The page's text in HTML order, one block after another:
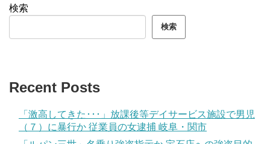
検索
検索
Recent Posts
「激高してきた･･･」放課後等デイサービス施設で男児
（７）に暴行か 従業員の女逮捕 岐阜・関市